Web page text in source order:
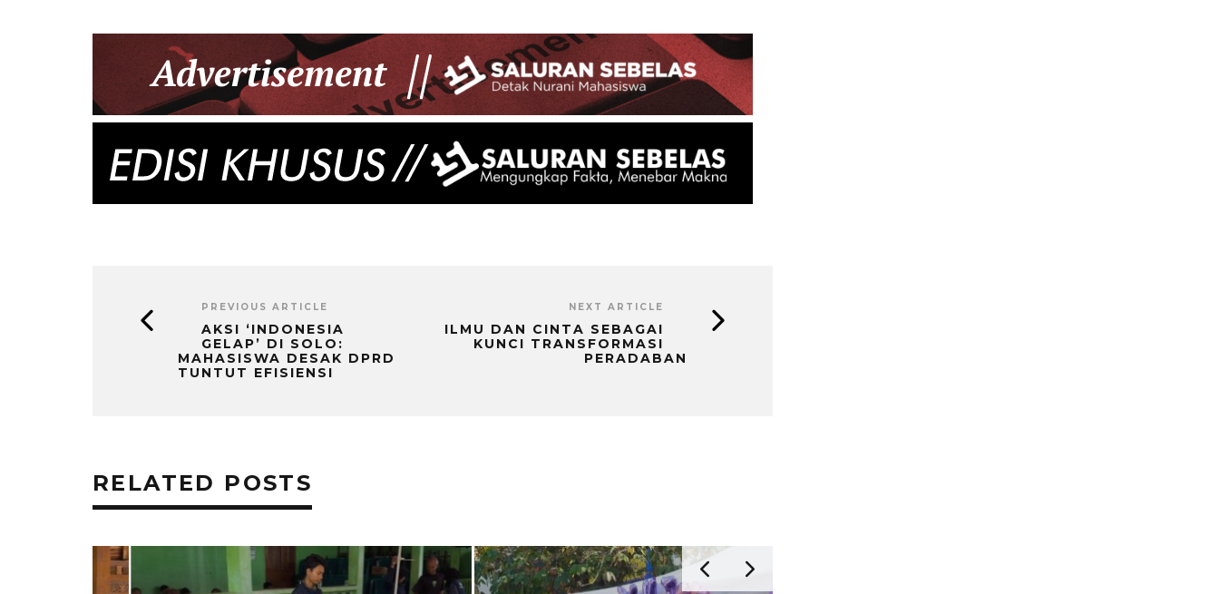
PREVIOUS ARTICLE
AKSI ‘INDONESIA
GELAP’ DI SOLO:
MAHASISWA DESAK DPRD
TUNTUT EFISIENSI
NEXT ARTICLE
ILMU DAN CINTA SEBAGAI
KUNCI TRANSFORMASI
PERADABAN
RELATED POSTS